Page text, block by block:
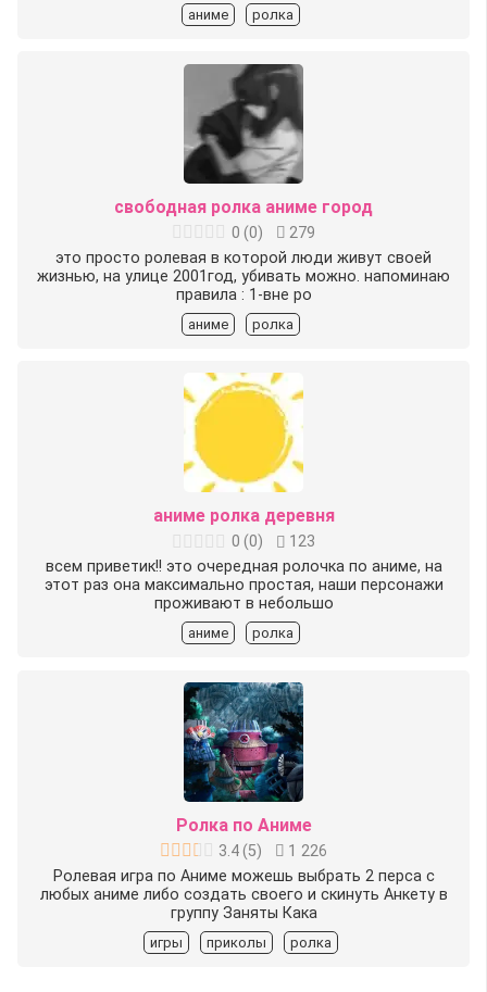
аниме ролка
свободная ролка аниме город
0 (0)
279
это просто ролевая в которой люди живут своей
жизнью, на улице 2001год, убивать можно. напоминаю
правила : 1-вне ро
аниме ролка
аниме ролка деревня
0 (0)
123
всем приветик!! это очередная ролочка по аниме, на
этот раз она максимально простая, наши персонажи
проживают в небольшо
аниме ролка
Ролка по Аниме
3.4(5)
1 226
Ролевая игра по Аниме можешь выбрать 2 перса с
любых аниме либо создать своего и скинуть Анкету в
группу Заняты Кака
игры приколы ролка